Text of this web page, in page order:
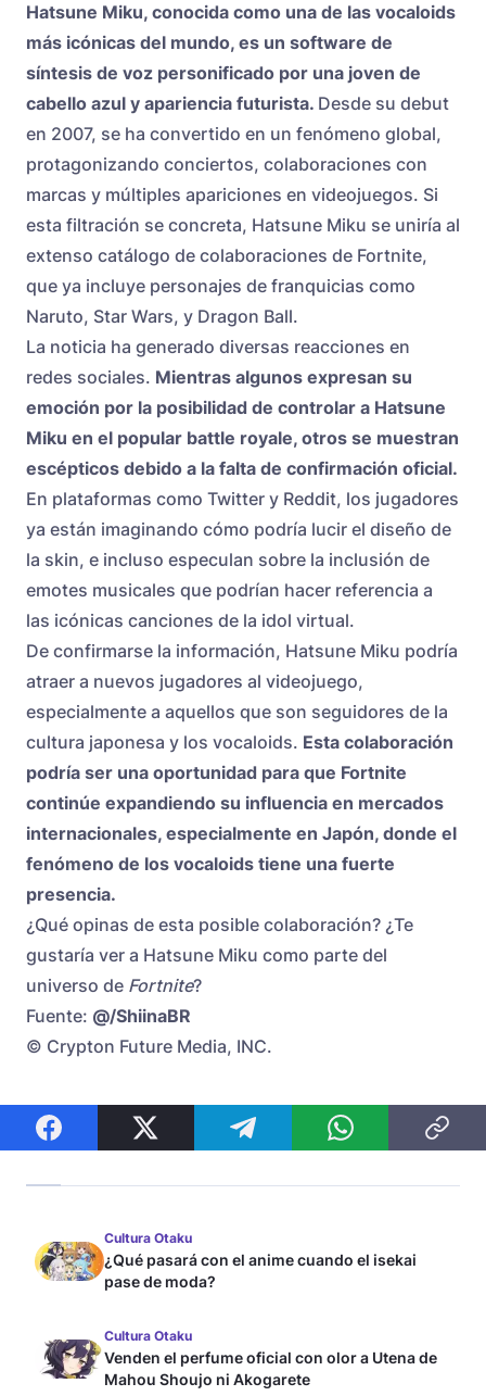
Hatsune Miku, conocida como una de las vocaloids
más icónicas del mundo, es un software de
síntesis de voz personificado por una joven de
cabello azul y apariencia futurista. Desde su debut
en 2007, se ha convertido en un fenómeno global,
protagonizando conciertos, colaboraciones con
marcas y múltiples apariciones en videojuegos. Si
esta filtración se concreta, Hatsune Miku se uniría al
extenso catálogo de colaboraciones de Fortnite,
que ya incluye personajes de franquicias como
Naruto, Star Wars, y Dragon Ball.
La noticia ha generado diversas reacciones en
redes sociales. Mientras algunos expresan su
emoción por la posibilidad de controlar a Hatsune
Miku en el popular battle royale, otros se muestran
escépticos debido a la falta de confirmación oficial.
En plataformas como Twitter y Reddit, los jugadores
ya están imaginando cómo podría lucir el diseño de
la skin, e incluso especulan sobre la inclusión de
emotes musicales que podrían hacer referencia a
las icónicas canciones de la idol virtual.
De confirmarse la información, Hatsune Miku podría
atraer a nuevos jugadores al videojuego,
especialmente a aquellos que son seguidores de la
cultura japonesa y los vocaloids. Esta colaboración
podría ser una oportunidad para que Fortnite
continúe expandiendo su influencia en mercados
internacionales, especialmente en Japón, donde el
fenómeno de los vocaloids tiene una fuerte
presencia.
¿Qué opinas de esta posible colaboración? ¿Te
gustaría ver a Hatsune Miku como parte del
universo de Fortnite?
Fuente: @/ShiinaBR
© Crypton Future Media, INC.
Cultura Otaku
¿Qué pasará con el anime cuando el isekai
pase de moda?
Cultura Otaku
Venden el perfume oficial con olor a Utena de
Mahou Shoujo ni Akogarete